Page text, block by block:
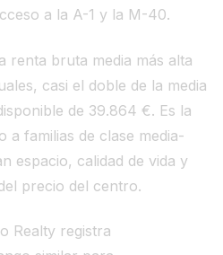
a la A-1 y la M-40.
renta bruta media más alta
casi el doble de la media
de 39.864 €. Es la
a familias de clase media-
espacio, calidad de vida y
precio del centro.
o Realty registra